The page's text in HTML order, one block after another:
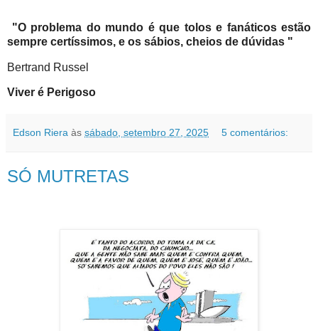
"O problema do mundo é que tolos e fanáticos estão
sempre certíssimos, e os sábios, cheios de dúvidas "
Bertrand Russel
Viver é Perigoso
Edson Riera às sábado, setembro 27, 2025 5 comentários:
SÓ MUTRETAS